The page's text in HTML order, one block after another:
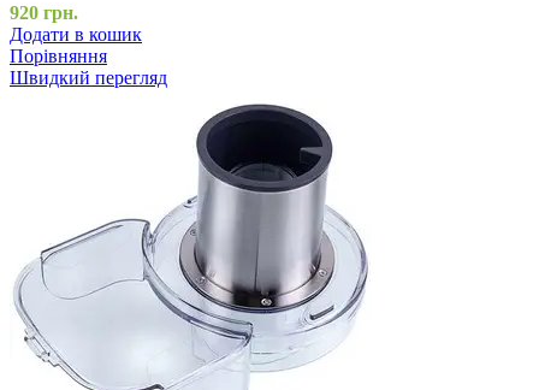
920 грн.
Додати в кошик
Порівняння
Швидкий перегляд